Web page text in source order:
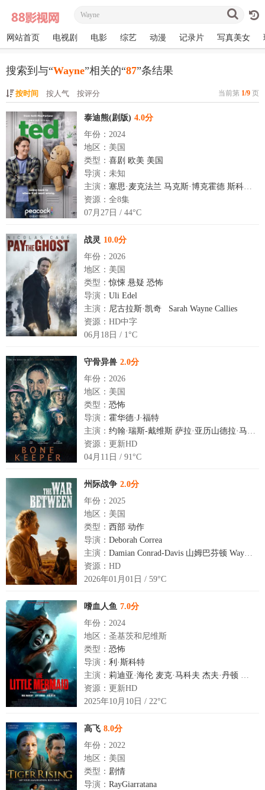
网站首页 电视剧 电影 综艺 动漫 记录片 写真美女
搜索到与“Wayne”相关的“87”条结果
按时间 按人气 按评分 当前第 1/9 页
泰迪熊(剧版) 4.0分
年份：2024
地区：美国
类型： 喜剧 欧美 美国
导演：未知
主演： 塞思·麦克法兰 马克斯·博克霍德 斯科特·格瑞恩斯
资源：全8集
07月27日 / 44°C
战灵 10.0分
年份：2026
地区：美国
类型：惊悚 悬疑 恐怖
导演： Uli Edel
主演： 尼古拉斯·凯奇
Sarah Wayne Callies
资源：HD中字
06月18日 / 1°C
守骨异兽 2.0分
年份：2026
地区：美国
类型： 恐怖
导演： 霍华德·J·福特
主演： 约翰·瑞斯-戴维斯 萨拉·亚历山德拉·马克斯
资源：更新HD
04月11日 / 91°C
州际战争 2.0分
年份：2025
地区：美国
类型： 西部 动作
导演： Deborah Correa
主演： Damian Conrad-Davis 山姆巴芬顿 Wayne Charles Baker
资源：HD
2026年01月01日 / 59°C
嗜血人鱼 7.0分
年份：2024
地区：圣基茨和尼维斯
类型： 恐怖
导演： 利·斯科特
主演： 莉迪亚·海伦 麦克·马科夫 杰夫·丹顿 肖恩-
资源：更新HD
2025年10月10日 / 22°C
高飞 8.0分
年份：2022
地区：美国
类型： 剧情
导演： RayGiarratana